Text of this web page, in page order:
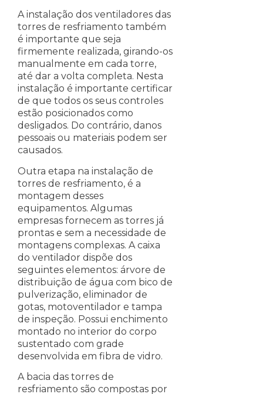
A instalação dos ventiladores das
torres de resfriamento também
é importante que seja
firmemente realizada, girando-os
manualmente em cada torre,
até dar a volta completa. Nesta
instalação é importante certificar
de que todos os seus controles
estão posicionados como
desligados. Do contrário, danos
pessoais ou materiais podem ser
causados.
Outra etapa na instalação de
torres de resfriamento, é a
montagem desses
equipamentos. Algumas
empresas fornecem as torres já
prontas e sem a necessidade de
montagens complexas. A caixa
do ventilador dispõe dos
seguintes elementos: árvore de
distribuição de água com bico de
pulverização, eliminador de
gotas, motoventilador e tampa
de inspeção. Possui enchimento
montado no interior do corpo
sustentado com grade
desenvolvida em fibra de vidro.
A bacia das torres de
resfriamento são compostas por